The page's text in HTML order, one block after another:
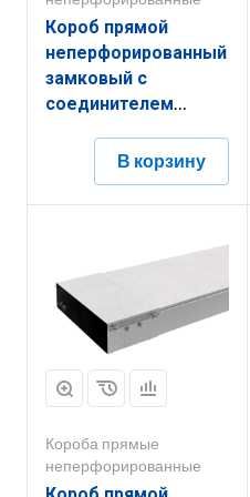
Короб прямой
неперфорированный
замковый с
соединителем
В корзину
Короба прямые
неперфорированные